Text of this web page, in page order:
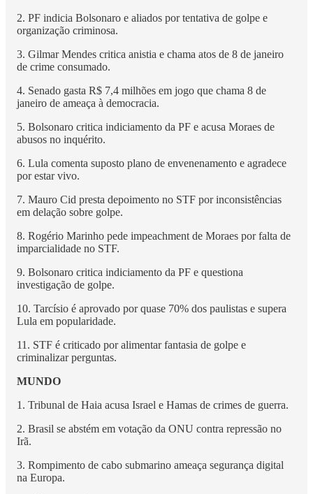
2. PF indicia Bolsonaro e aliados por tentativa de golpe e
organização criminosa.
3. Gilmar Mendes critica anistia e chama atos de 8 de janeiro
de crime consumado.
4. Senado gasta R$ 7,4 milhões em jogo que chama 8 de
janeiro de ameaça à democracia.
5. Bolsonaro critica indiciamento da PF e acusa Moraes de
abusos no inquérito.
6. Lula comenta suposto plano de envenenamento e agradece
por estar vivo.
7. Mauro Cid presta depoimento no STF por inconsistências
em delação sobre golpe.
8. Rogério Marinho pede impeachment de Moraes por falta de
imparcialidade no STF.
9. Bolsonaro critica indiciamento da PF e questiona
investigação de golpe.
10. Tarcísio é aprovado por quase 70% dos paulistas e supera
Lula em popularidade.
11. STF é criticado por alimentar fantasia de golpe e
criminalizar perguntas.
MUNDO
1. Tribunal de Haia acusa Israel e Hamas de crimes de guerra.
2. Brasil se abstém em votação da ONU contra repressão no
Irã.
3. Rompimento de cabo submarino ameaça segurança digital
na Europa.